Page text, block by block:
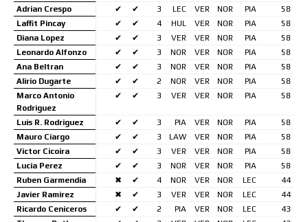
Adrian Crespo
✔ ✔ 3 LEC VER NOR PIA
58
Laffit Pincay
✔ ✔ 4 HUL VER NOR PIA
58
Diana Lopez
✔ ✔ 3 VER VER NOR PIA
58
Leonardo Alfonzo
✔ ✔ 3 NOR VER NOR PIA
58
Ana Beltran
✔ ✔ 3 NOR VER NOR PIA
58
Alirio Dugarte
✔ ✔ 2 NOR VER NOR PIA
58
Marco Antonio
Rodriguez
✔ ✔ 3 VER VER NOR PIA 58
Luis R. Rodriguez ✔ ✔ 3 PIA VER NOR PIA
58
Mauro Ciargo
✔ ✔ 3 LAW VER NOR PIA
58
Victor Cicoira
✔ ✔ 3 VER VER NOR PIA
58
Lucia Perez
✔ ✔ 3 NOR VER NOR PIA
58
Ruben Garmendia
✖ ✔ 4 NOR VER NOR LEC
44
Javier Ramirez
✖ ✔ 3 VER VER NOR LEC
44
Ricardo Ceniceros
✔ ✔ 2 PIA VER NOR LEC
43